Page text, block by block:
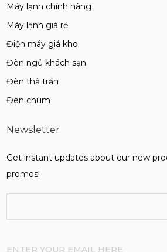
Máy lạnh chính hãng
Máy lạnh giá rẻ
Điện máy giá kho
Đèn ngủ khách sạn
Đèn thả trần
Đèn chùm
Newsletter
Get instant updates about our new
promos!